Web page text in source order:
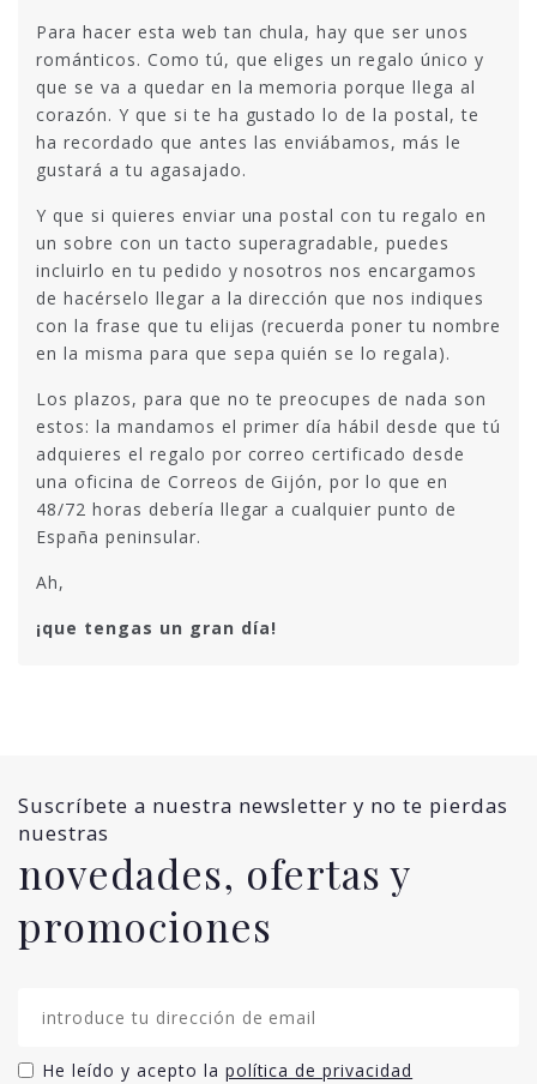
Para hacer esta web tan chula, hay que ser unos
románticos. Como tú, que eliges un regalo único y
que se va a quedar en la memoria porque llega al
corazón. Y que si te ha gustado lo de la postal, te
ha recordado que antes las enviábamos, más le
gustará a tu agasajado.
Y que si quieres enviar una postal con tu regalo en
un sobre con un tacto superagradable, puedes
incluirlo en tu pedido y nosotros nos encargamos
de hacérselo llegar a la dirección que nos indiques
con la frase que tu elijas (recuerda poner tu nombre
en la misma para que sepa quién se lo regala).
Los plazos, para que no te preocupes de nada son
estos: la mandamos el primer día hábil desde que tú
adquieres el regalo por correo certificado desde
una oficina de Correos de Gijón, por lo que en
48/72 horas debería llegar a cualquier punto de
España peninsular.
Ah,
¡que tengas un gran día!
Suscríbete a nuestra newsletter y no te pierdas
nuestras
novedades, ofertas y
promociones
He leído y acepto la política de privacidad